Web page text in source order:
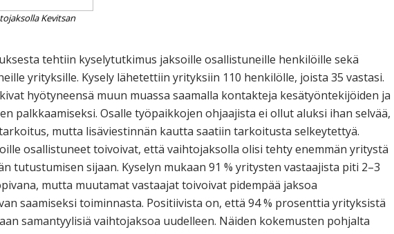
Kevitsan
tehtiin kyselytutkimus jaksoille osallistuneille henkilöille sekä
yrityksille. Kysely lähetettiin yrityksiin 110 henkilölle, joista 35 vastasi.
hyötyneensä muun muassa saamalla kontakteja kesätyöntekijöiden ja
palkkaamiseksi. Osalle työpaikkojen ohjaajista ei ollut aluksi ihan selvää,
mutta lisäviestinnän kautta saatiin tarkoitusta selkeytettyä.
osallistuneet toivoivat, että vaihtojaksolla olisi tehty enemmän yritystä
tutustumisen sijaan. Kyselyn mukaan 91 % yritysten vastaajista piti 2–3
mutta muutamat vastaajat toivoivat pidempää jaksoa
saamiseksi toiminnasta. Positiivista on, että 94 % prosenttia yrityksistä
samantyylisiä vaihtojaksoa uudelleen. Näiden kokemusten pohjalta